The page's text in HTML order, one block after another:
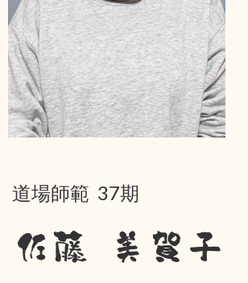
道場師範 37期
佐藤 美賀子